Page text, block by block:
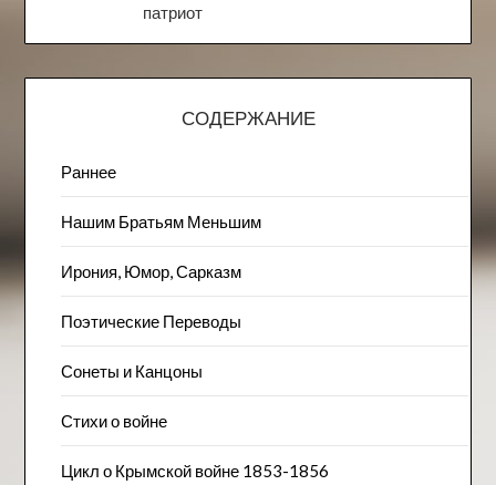
патриот
СОДЕРЖАНИЕ
Раннее
Нашим Братьям Меньшим
Ирония, Юмор, Сарказм
Поэтические Переводы
Сонеты и Канцоны
Стихи о войне
Цикл о Крымской войне 1853-1856